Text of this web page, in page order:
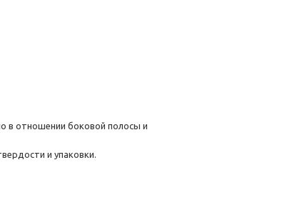
в отношении боковой полосы и
и упаковки.